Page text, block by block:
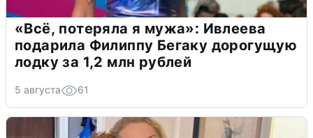
«Всё, потеряла я мужа»: Ивлеева
подарила Филиппу Бегаку дорогущую
лодку за 1,2 млн рублей
5 августа 61